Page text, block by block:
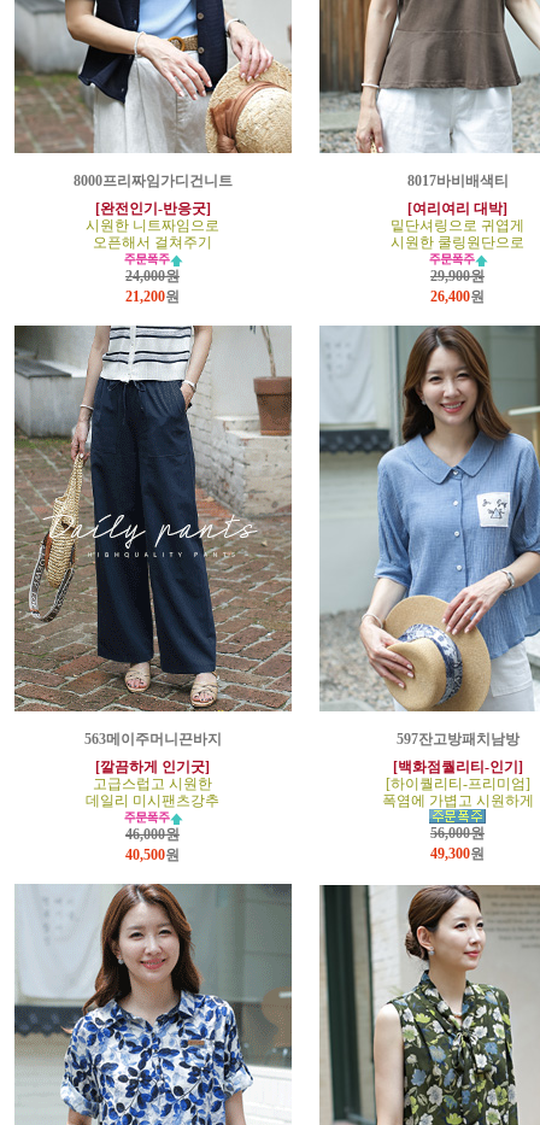
8000프리짜임가디건니트
[완전인기-반응굿]
시원한 니트짜임으로
오픈해서 걸쳐주기
24,000원
21,200원
8017바비배색티
[여리여리 대박]
밑단셔링으로 귀엽게
시원한 쿨링원단으로
29,900원
26,400원
563메이주머니끈바지
[깔끔하게 인기굿]
고급스럽고 시원한
데일리 미시팬츠강추
46,000원
40,500원
597잔고방패치남방
[백화점퀄리티-인기]
[하이퀄리티-프리미엄]
폭염에 가볍고 시원하게
56,000원
49,300원